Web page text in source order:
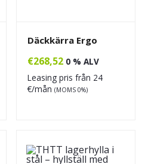
Däckkärra Ergo
€268,52 0 % ALV
Leasing pris från 24
€/mån (MOMS 0%)